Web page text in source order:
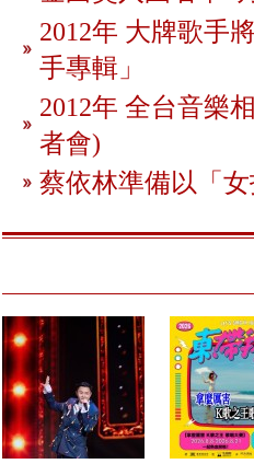
2012年 大牌歌手
手專輯」
2012年 全台音樂
者會)
蔡依林準備以「